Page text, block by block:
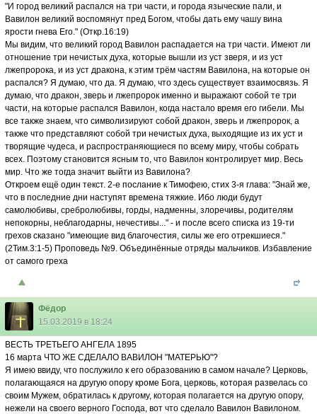
"И город великий распался на три части, и города языческие пали, и
Вавилон великий воспомянут пред Богом, чтобы дать ему чашу вина
ярости гнева Его." (Откр.16:19)
Мы видим, что великий город Вавилон распадается на три части. Имеют ли
отношение три нечистых духа, которые вышли из уст зверя, и из уст
лжепророка, и из уст дракона, к этим трём частям Вавилона, на которые он
распался? Я думаю, что да. Я думаю, что здесь существует взаимосвязь. Я
думаю, что дракон, зверь и лжепророк именно и выражают собой те три
части, на которые распался Вавилон, когда настало время его гибели. Мы
все также знаем, что символизируют собой дракон, зверь и лжепророк, а
также что представляют собой три нечистых духа, выходящие из их уст и
творящие чудеса, и распространяющиеся по всему миру, чтобы собрать
всех. Поэтому становится ясным то, что Вавилон контролирует мир. Весь
мир. Что же тогда значит выйти из Вавилона?
Откроем ещё один текст. 2-е послание к Тимофею, стих 3-я глава: "Знай же,
что в последние дни наступят времена тяжкие. Ибо люди будут
самолюбивы, сребролюбивы, горды, надменны, злоречивы, родителям
непокорны, неблагодарны, нечестивы..." - и после всего списка из 19-ти
грехов сказано "имеющие вид благочестия, силы же его отрекшиеся."
(2Тим.3:1-5) Проповедь №9. Объединённые отряды мальчиков. Избавление
от самого греха
Фёдор
15.03.2019 в 18:24
ВЕСТЬ ТРЕТЬЕГО АНГЕЛА 1895
16 марта ЧТО ЖЕ СДЕЛАЛО ВАВИЛОН "МАТЕРЬЮ"?
Я имею ввиду, что послужило к его образованию в самом начале? Церковь,
полагающаяся на другую опору кроме Бога, церковь, которая развелась со
своим Мужем, обратилась к другому, которая полагается на другую опору,
нежели на своего верного Господа, вот что сделало Вавилон Вавилоном.